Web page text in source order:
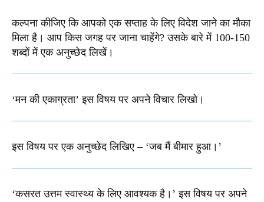
कल्पना कीजिए कि आपको एक सप्ताह के लिए विदेश जाने का मौका
मिला है। आप किस जगह पर जाना चाहेंगे? उसके बारे में 100-150
शब्दों में एक अनुच्छेद लिखें।
‘मन की एकाग्रता’ इस विषय पर अपने विचार लिखो।
इस विषय पर एक अनुच्छेद लिखिए – ‘जब मैं बीमार हुआ।’
‘कसरत उत्तम स्वास्थ्य के लिए आवश्यक है।’ इस विषय पर अपने